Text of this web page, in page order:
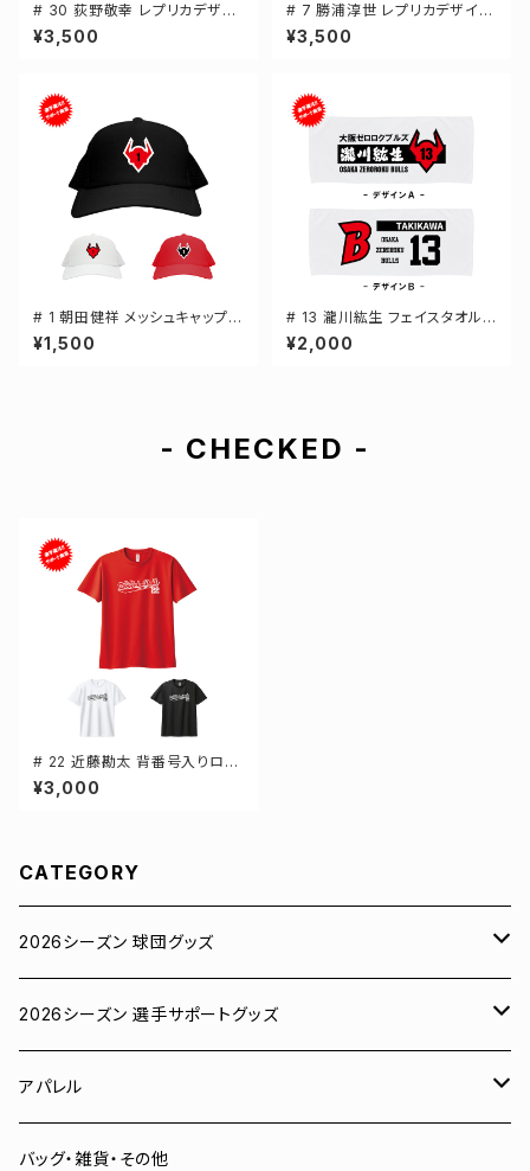
# 30 荻野敬幸 レプリカデザイ
ン 3カラー 選手還元 半袖Tシャ
ツ S-XXXLサイズ 500101
¥3,500
# 7 勝浦淳世 レプリカデザイン
3カラー 選手還元 半袖Tシャツ
S-XXXLサイズ 500101
¥3,500
# 1 朝田健祥 メッシュキャップ
選手還元 3カラー 000700
¥1,500
# 13 瀧川紘生 フェイスタオル
選手還元 2デザイン FT0144
¥2,000
- CHECKED -
# 22 近藤勘太 背番号入りロゴ
ドライTシャツ 半袖 選手還元 3
カラー S-5Lサイズ 000300
¥3,000
CATEGORY
2026シーズン 球団グッズ
ユニフォーム
Tシャツ
スウェット
2026シーズン 選手サポートグッズ
# 00 蓮
# 0 岡田竜汰
アパレル
スウェット・パーカー
バッグ・雑貨・その他